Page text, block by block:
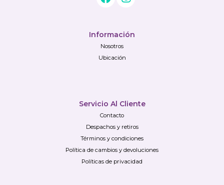
Información
Nosotros
Ubicación
Servicio Al Cliente
Contacto
Despachos y retiros
Términos y condiciones
Política de cambios y devoluciones
Políticas de privacidad